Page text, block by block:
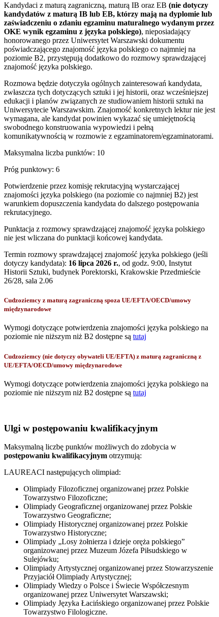
Kandydaci z maturą zagraniczną, maturą IB oraz EB (nie dotyczy
kandydatów z maturą IB lub EB, którzy mają na dyplomie lub
zaświadczeniu o zdaniu egzaminu maturalnego wydanym przez
OKE wynik egzaminu z języka polskiego), nieposiadający
honorowanego przez Uniwersytet Warszawski dokumentu
poświadczającego znajomość języka polskiego co najmniej na
poziomie B2, przystępują dodatkowo do rozmowy sprawdzającej
znajomość języka polskiego.
Rozmowa będzie dotyczyła ogólnych zainteresowań kandydata,
zwłaszcza tych dotyczących sztuki i jej historii, oraz wcześniejszej
edukacji i planów związanych ze studiowaniem historii sztuki na
Uniwersytecie Warszawskim. Znajomość konkretnych lektur nie jest
wymagana, ale kandydat powinien wykazać się umiejętnością
swobodnego konstruowania wypowiedzi i pełną
komunikatywnością w rozmowie z egzaminatorem/egzaminatorami.
Maksymalna liczba punktów: 10
Próg punktowy: 6
Potwierdzenie przez komisję rekrutacyjną wystarczającej
znajomości języka polskiego (na poziomie co najmniej B2) jest
warunkiem dopuszczenia kandydata do dalszego postępowania
rekrutacyjnego.
Punktacja z rozmowy sprawdzającej znajomość języka polskiego
nie jest wliczana do punktacji końcowej kandydata.
Termin rozmowy sprawdzającej znajomość języka polskiego (jeśli
dotyczy kandydata): 16 lipca 2026 r., od godz. 9:00, Instytut
Historii Sztuki, budynek Porektorski, Krakowskie Przedmieście
26/28, sala 2.06
Cudzoziemcy z maturą zagraniczną spoza UE/EFTA/OECD/umowy
międzynarodowe
Wymogi dotyczące potwierdzenia znajomości języka polskiego na
poziomie nie niższym niż B2 dostępne są tutaj
Cudzoziemcy (nie dotyczy obywateli UE/EFTA) z maturą zagraniczną z
UE/EFTA/OECD/umowy międzynarodowe
Wymogi dotyczące potwierdzenia znajomości języka polskiego na
poziomie nie niższym niż B2 dostępne są tutaj
Ulgi w postępowaniu kwalifikacyjnym
Maksymalną liczbę punktów możliwych do zdobycia w
postępowaniu kwalifikacyjnym otrzymują:
LAUREACI następujących olimpiad:
Olimpiady Filozoficznej organizowanej przez Polskie
Towarzystwo Filozoficzne;
Olimpiady Geograficznej organizowanej przez Polskie
Towarzystwo Geograficzne;
Olimpiady Historycznej organizowanej przez Polskie
Towarzystwo Historyczne;
Olimpiady „Losy żołnierza i dzieje oręża polskiego”
organizowanej przez Muzeum Józefa Piłsudskiego w
Sulejówku;
Olimpiady Artystycznej organizowanej przez Stowarzyszenie
Przyjaciół Olimpiady Artystycznej;
Olimpiady Wiedzy o Polsce i Świecie Współczesnym
organizowanej przez Uniwersytet Warszawski;
Olimpiady Języka Łacińskiego organizowanej przez Polskie
Towarzystwo Filologiczne.